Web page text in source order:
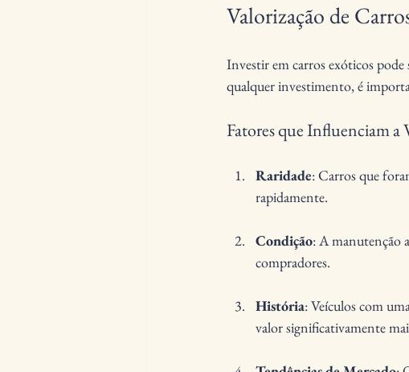
Valorização de
Investir em carros exóticos
qualquer investimento, é
Fatores que Influenciam a
Raridade: Carros que
rapidamente.
Condição: A manutenção
compradores.
História: Veículos com
valor significativamente